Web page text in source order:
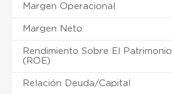
Margen Operacional
Margen Neto
Rendimiento Sobre El Patrimonio
(ROE)
Relación Deuda/Capital